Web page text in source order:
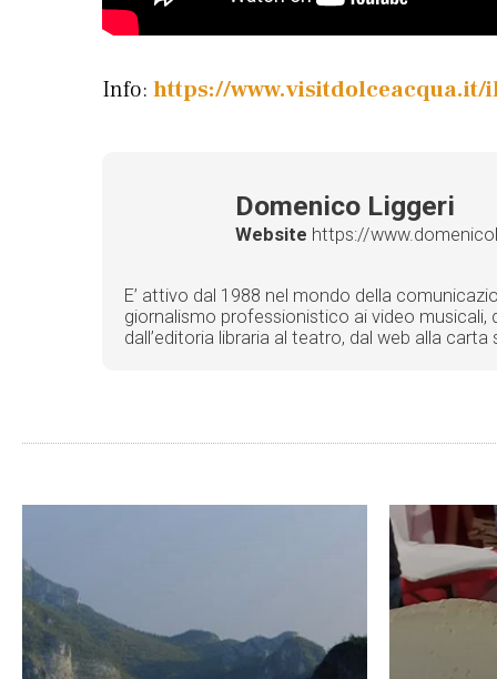
Info: https://
Domenico Liggeri
Website https://
E’ attivo dal 1988 nel mondo della
giornalismo professionistico ai video musicali,
dall’editoria libraria al teatro, dal web alla